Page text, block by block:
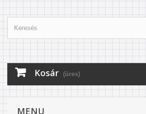
Kosár (üres)
MENU